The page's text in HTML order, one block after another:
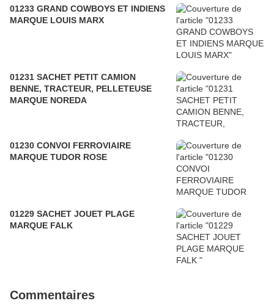
01233 GRAND COWBOYS ET INDIENS
MARQUE LOUIS MARX
01231 SACHET PETIT CAMION
BENNE, TRACTEUR, PELLETEUSE
MARQUE NOREDA
01230 CONVOI FERROVIAIRE
MARQUE TUDOR ROSE
01229 SACHET JOUET PLAGE
MARQUE FALK
Commentaires